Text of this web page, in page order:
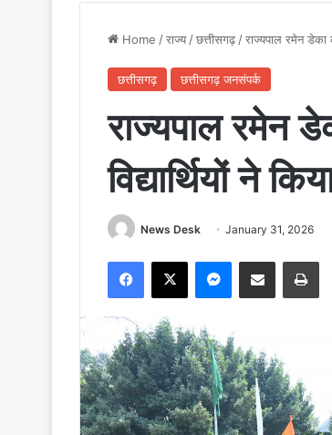
Home /राज्य /छत्तीसगढ़ /राज्यपाल रमेन डेका
छत्तीसगढ़ छत्तीसगढ़ जनसंपर्क
राज्यपाल रमेन
विद्यार्थियों ने
News Desk January 31, 2026
Facebook
X Messenger
Share via Email